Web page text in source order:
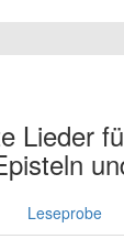
Lieder
Leseprobe